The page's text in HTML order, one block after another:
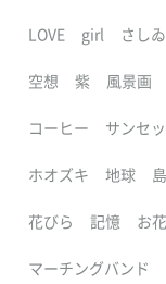
LOVE girl さしゐ
空想 紫 風景画
コーヒー サンセ
ホオズキ 地球 島
花びら 記憶 お花
マーチングバンド